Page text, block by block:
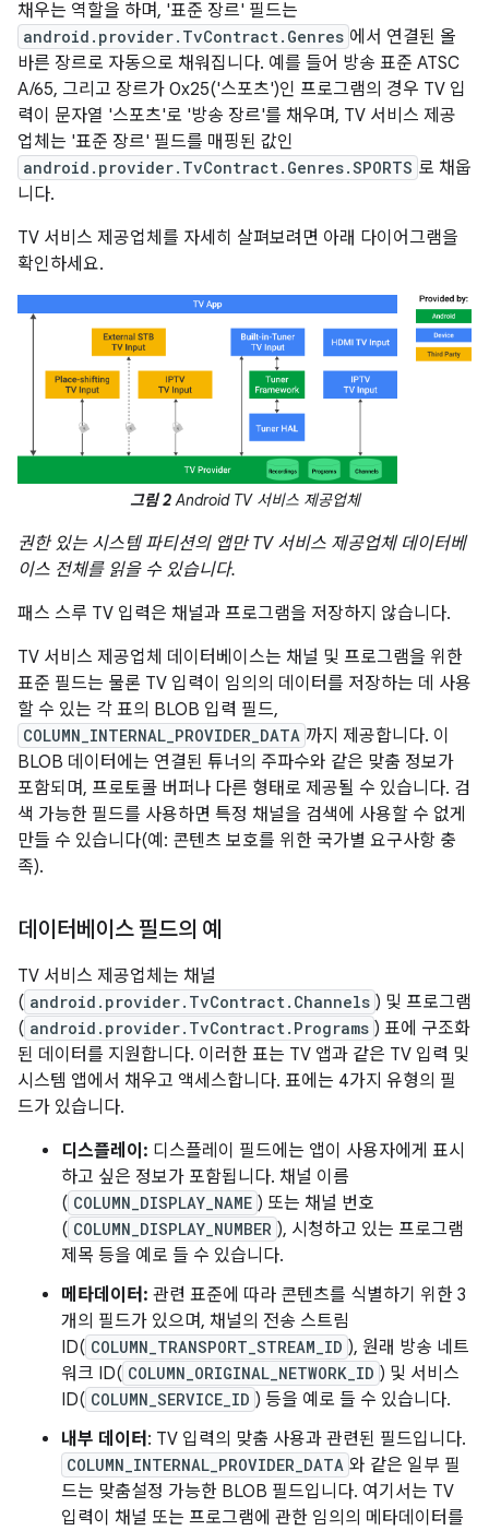
채우는 역할을 하며, '표준 장르' 필드는
android.provider.TvContract.Genres 에서 연결된 올
바른 장르로 자동으로 채워집니다. 예를 들어 방송 표준 ATSC
A/65, 그리고 장르가 0x25('스포츠')인 프로그램의 경우 TV 입
력이 문자열 '스포츠'로 '방송 장르'를 채우며, TV 서비스 제공
업체는 '표준 장르' 필드를 매핑된 값인
android.provider.TvContract.Genres.SPORTS 로 채웁
니다.
TV 서비스 제공업체를 자세히 살펴보려면 아래 다이어그램을
확인하세요.
그림 2Android TV 서비스 제공업체
권한 있는 시스템 파티션의 앱만 TV 서비스 제공업체 데이터베
이스 전체를 읽을 수 있습니다.
패스 스루 TV 입력은 채널과 프로그램을 저장하지 않습니다.
TV 서비스 제공업체 데이터베이스는 채널 및 프로그램을 위한
표준 필드는 물론 TV 입력이 임의의 데이터를 저장하는 데 사용
할 수 있는 각 표의 BLOB 입력 필드,
COLUMN_INTERNAL_PROVIDER_DATA 까지 제공합니다. 이
BLOB 데이터에는 연결된 튜너의 주파수와 같은 맞춤 정보가
포함되며, 프로토콜 버퍼나 다른 형태로 제공될 수 있습니다. 검
색 가능한 필드를 사용하면 특정 채널을 검색에 사용할 수 없게
만들 수 있습니다(예: 콘텐츠 보호를 위한 국가별 요구사항 충
족).
데이터베이스 필드의 예
TV 서비스 제공업체는 채널
( android.provider.TvContract.Channels ) 및 프로그램
( android.provider.TvContract.Programs ) 표에 구조화
된 데이터를 지원합니다. 이러한 표는 TV 앱과 같은 TV 입력 및
시스템 앱에서 채우고 액세스합니다. 표에는 4가지 유형의 필
드가 있습니다.
디스플레이: 디스플레이 필드에는 앱이 사용자에게 표시
하고 싶은 정보가 포함됩니다. 채널 이름
( COLUMN_DISPLAY_NAME ) 또는 채널 번호
( COLUMN_DISPLAY_NUMBER ), 시청하고 있는 프로그램
제목 등을 예로 들 수 있습니다.
메타데이터: 관련 표준에 따라 콘텐츠를 식별하기 위한 3
개의 필드가 있으며, 채널의 전송 스트림
ID( COLUMN_TRANSPORT_STREAM_ID ), 원래 방송 네트
워크 ID( COLUMN_ORIGINAL_NETWORK_ID ) 및 서비스
ID( COLUMN_SERVICE_ID ) 등을 예로 들 수 있습니다.
내부 데이터 : TV 입력의 맞춤 사용과 관련된 필드입니다.
COLUMN_INTERNAL_PROVIDER_DATA 와 같은 일부 필
드는 맞춤설정 가능한 BLOB 필드입니다. 여기서는 TV
입력이 채널 또는 프로그램에 관한 임의의 메타데이터를